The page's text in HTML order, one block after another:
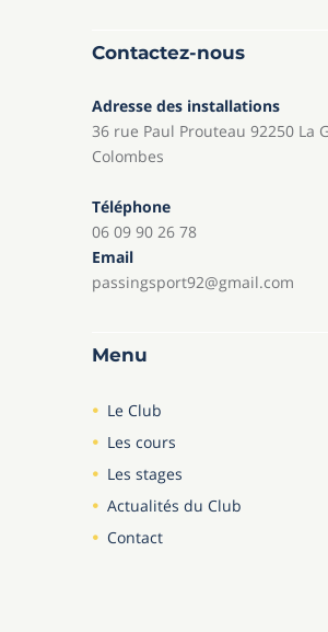
Contactez-nous
Adresse des installations
36 rue Paul Prouteau 92250 La
Colombes
Téléphone
06 09 90 26 78
Email
passingsport92@gmail.com
Menu
Le Club
Les cours
Les stages
Actualités du Club
Contact